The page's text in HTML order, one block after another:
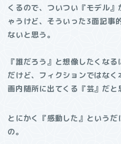
くるので、ついつい『モデル
ゃうけど、そういった3面記事
ないと思う。
『誰だろう』と想像したくな
だけど、フィクションではな
画内随所に出てくる『芸』だと
とにかく『感動した』という
の。